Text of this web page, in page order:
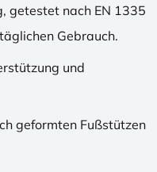
getestet nach EN 1335
Gebrauch.
und
geformten Fußstützen